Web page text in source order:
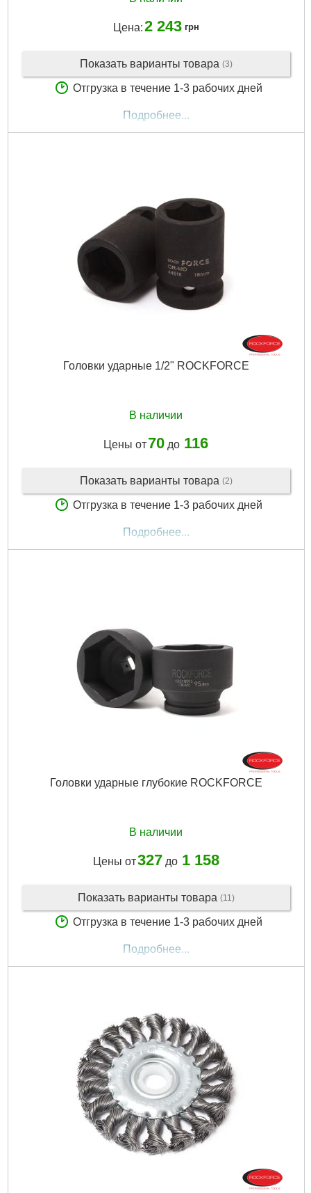
Цена:2 243 грн
Показать варианты товара (3)
Отгрузка в течение 1-3 рабочих дней
Подробнее...
Головки ударные 1/2" ROCKFORCE
В наличии
Цены от70 до 116
Показать варианты товара (2)
Отгрузка в течение 1-3 рабочих дней
Подробнее...
Головки ударные глубокие ROCKFORCE
В наличии
Цены от327 до 1 158
Показать варианты товара (11)
Отгрузка в течение 1-3 рабочих дней
Подробнее...